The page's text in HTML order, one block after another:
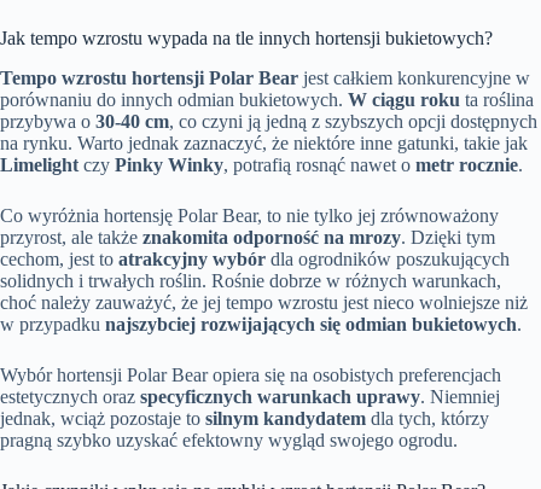
Jak tempo wzrostu wypada na tle innych hortensji bukietowych?
Tempo wzrostu hortensji Polar Bear jest całkiem konkurencyjne w
porównaniu do innych odmian bukietowych. W ciągu roku ta roślina
przybywa o 30-40 cm, co czyni ją jedną z szybszych opcji dostępnych
na rynku. Warto jednak zaznaczyć, że niektóre inne gatunki, takie jak
Limelight czy Pinky Winky, potrafią rosnąć nawet o metr rocznie.
Co wyróżnia hortensję Polar Bear, to nie tylko jej zrównoważony
przyrost, ale także znakomita odporność na mrozy. Dzięki tym
cechom, jest to atrakcyjny wybór dla ogrodników poszukujących
solidnych i trwałych roślin. Rośnie dobrze w różnych warunkach,
choć należy zauważyć, że jej tempo wzrostu jest nieco wolniejsze niż
w przypadku najszybciej rozwijających się odmian bukietowych.
Wybór hortensji Polar Bear opiera się na osobistych preferencjach
estetycznych oraz specyficznych warunkach uprawy. Niemniej
jednak, wciąż pozostaje to silnym kandydatem dla tych, którzy
pragną szybko uzyskać efektowny wygląd swojego ogrodu.